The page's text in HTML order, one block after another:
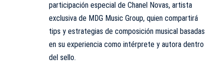
participación especial de Chanel Novas, artista
exclusiva de MDG Music Group, quien compartirá
tips y estrategias de composición musical basadas
en su experiencia como intérprete y autora dentro
del sello.